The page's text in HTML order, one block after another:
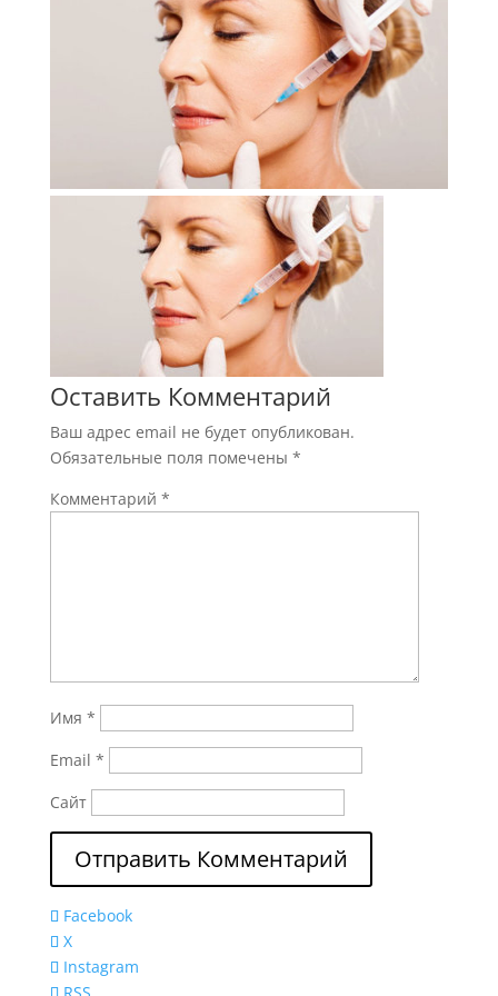
Оставить Комментарий
Ваш адрес email не будет опубликован.
Обязательные поля помечены *
Комментарий *
Имя *
Email *
Сайт
Facebook
X
Instagram
RSS